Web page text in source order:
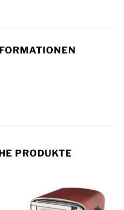
PRODUKTE